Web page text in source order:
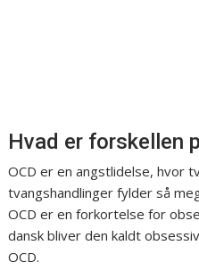
Hvad er forskellen
OCD er en angstlidelse, hvor
tvangshandlinger fylder så
OCD er en forkortelse for
dansk bliver den kaldt
OCD.